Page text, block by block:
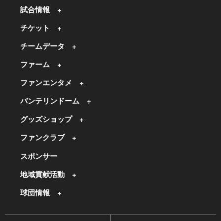
試合情報
チケット
チームデータ
ファーム
ファンエンタメ
バンテリンドーム
グッズショップ
ファンクラブ
スポンサー
地域貢献活動
球団情報